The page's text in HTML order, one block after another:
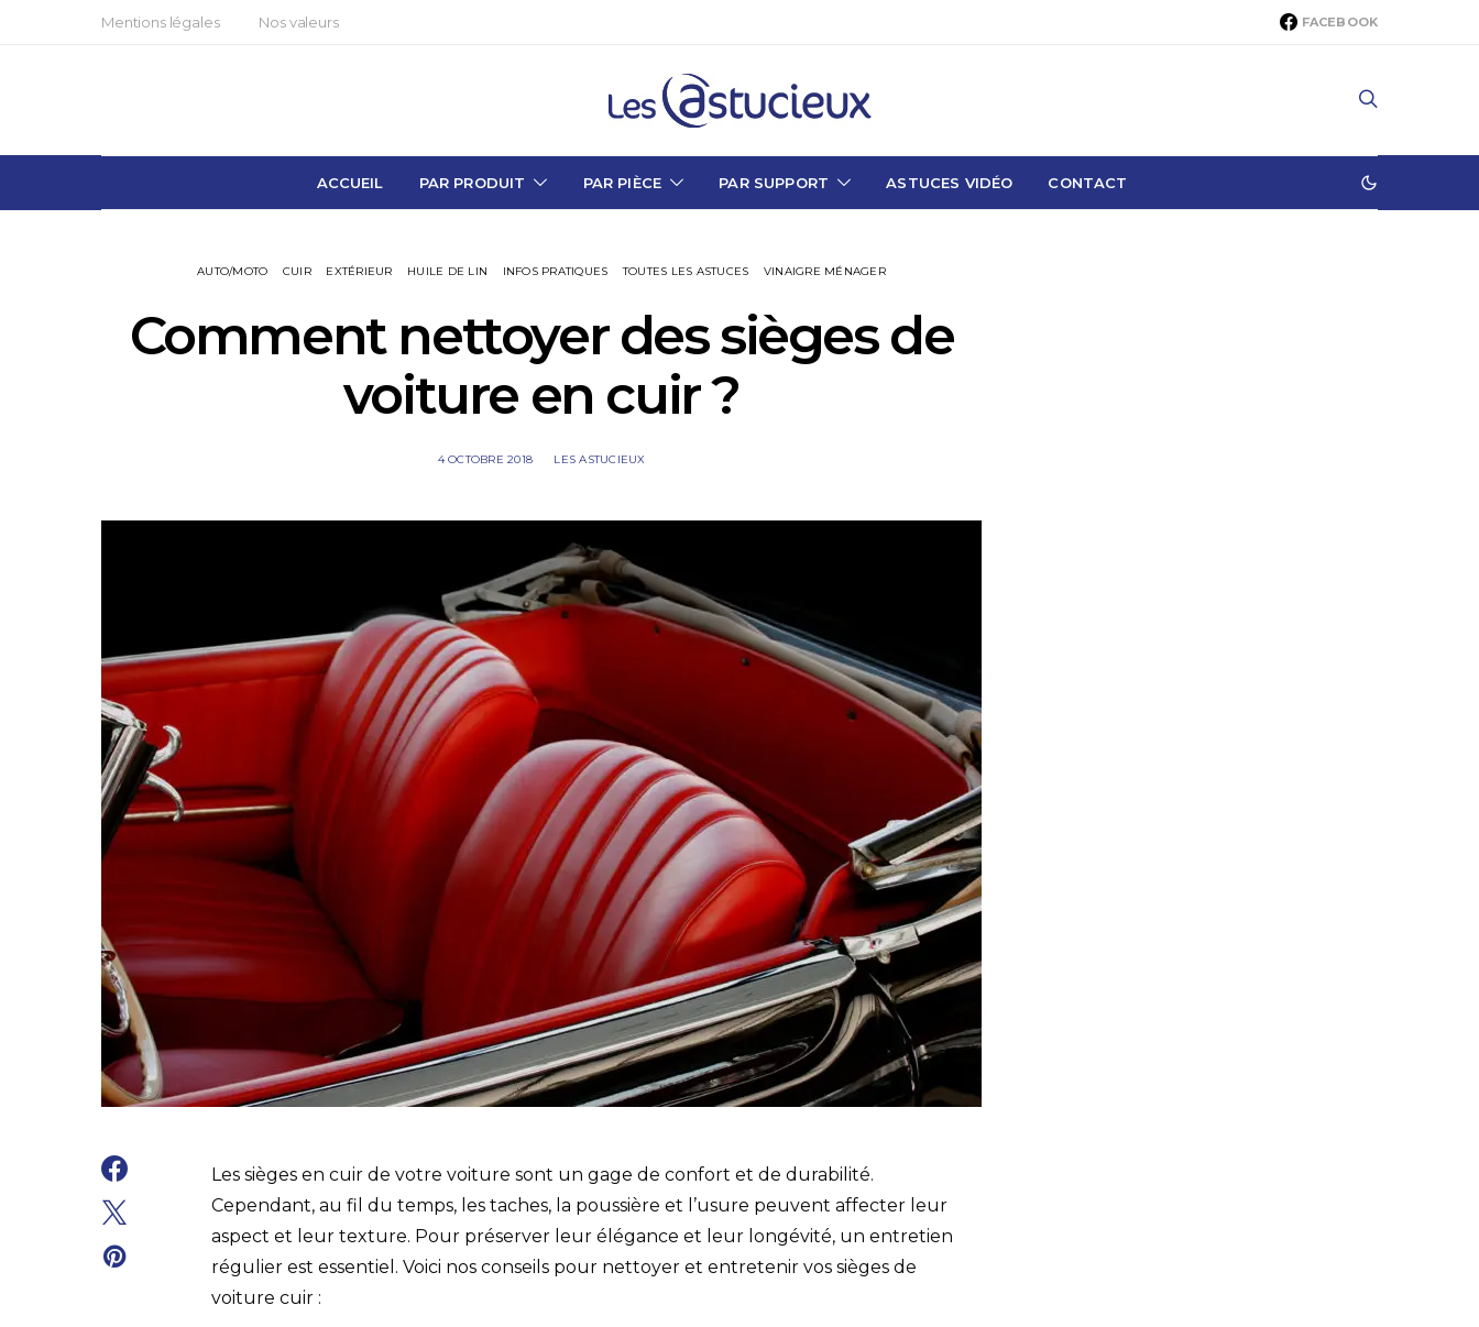
Mentions légales Nos valeurs FACEBOOK
ACCUEIL PAR PRODUIT PAR PIÈCE PAR SUPPORT ASTUCES VIDÉO CONTACT
AUTO/MOTO CUIR EXTÉRIEUR HUILE DE LIN INFOS PRATIQUES TOUTES LES ASTUCES VINAIGRE MÉNAGER
Comment nettoyer des sièges de
voiture en cuir ?
4 OCTOBRE 2018 LES ASTUCIEUX
Les sièges en cuir de votre voiture sont un gage de confort et de durabilité.
Cependant, au fil du temps, les taches, la poussière et l’usure peuvent affecter leur
aspect et leur texture. Pour préserver leur élégance et leur longévité, un entretien
régulier est essentiel. Voici nos conseils pour nettoyer et entretenir vos sièges de
voiture cuir :